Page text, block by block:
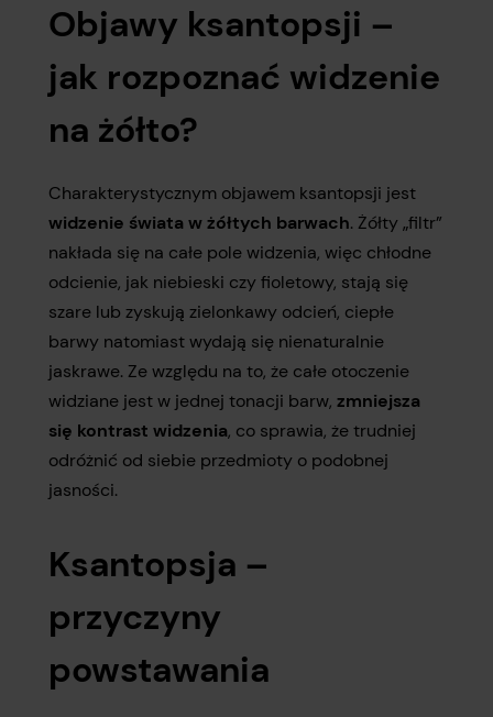
Objawy ksantopsji –
jak rozpoznać widzenie
na żółto?
Charakterystycznym objawem ksantopsji jest
widzenie świata w żółtych barwach. Żółty „filtr”
nakłada się na całe pole widzenia, więc chłodne
odcienie, jak niebieski czy fioletowy, stają się
szare lub zyskują zielonkawy odcień, ciepłe
barwy natomiast wydają się nienaturalnie
jaskrawe. Ze względu na to, że całe otoczenie
widziane jest w jednej tonacji barw, zmniejsza
się kontrast widzenia, co sprawia, że trudniej
odróżnić od siebie przedmioty o podobnej
jasności.
Ksantopsja –
przyczyny
powstawania